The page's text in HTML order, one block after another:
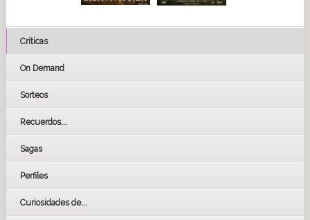
Críticas
On Demand
Sorteos
Recuerdos...
Sagas
Perfiles
Curiosidades de...